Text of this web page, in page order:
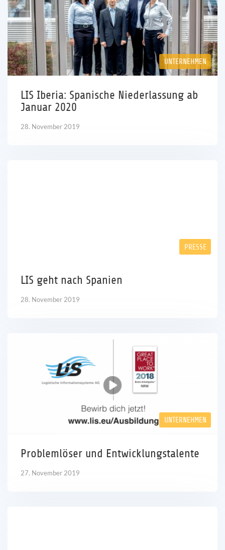
UNTERNEHMEN
LIS Iberia: Spanische Niederlassung ab
Januar 2020
28. November 2019
PRESSE
LIS geht nach Spanien
28. November 2019
UNTERNEHMEN
Problemlöser und Entwicklungstalente
27. November 2019